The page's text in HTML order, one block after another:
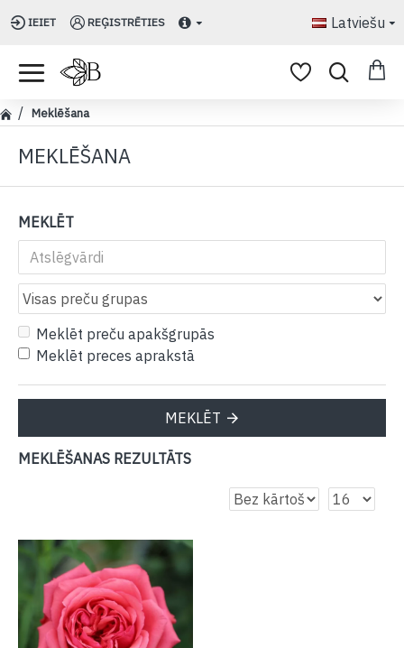
IEIET REĢISTRĒTIES Latviešu
Meklēšana
MEKLĒŠANA
MEKLĒT
Meklēt preču apakšgrupās
Meklēt preces aprakstā
MEKLĒT
MEKLĒŠANAS REZULTĀTS